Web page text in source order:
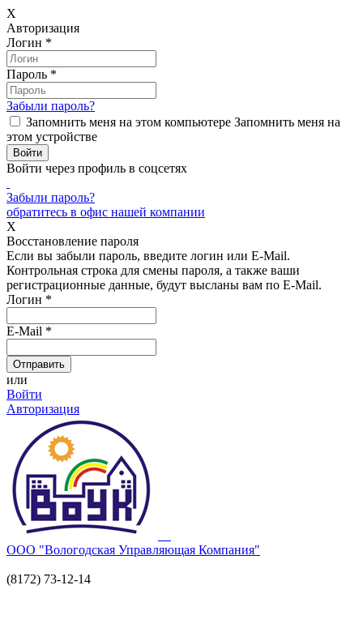
X
Авторизация
Логин *
Пароль *
Забыли пароль?
Запомнить меня на этом компьютере Запомнить меня на
этом устройстве
Войти через профиль в соцсетях
Забыли пароль?
обратитесь в офис нашей компании
X
Восстановление пароля
Если вы забыли пароль, введите логин или E-Mail.
Контрольная строка для смены пароля, а также ваши
регистрационные данные, будут высланы вам по E-Mail.
Логин *
E-Mail *
или
Войти
Авторизация
ООО "Вологодская Управляющая Компания"
(8172) 73-12-14